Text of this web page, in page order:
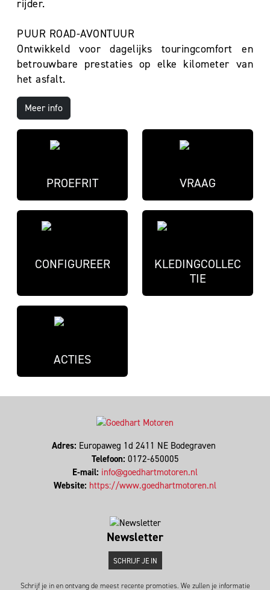
rijder.
PUUR ROAD-AVONTUUR
Ontwikkeld voor dagelijks touringcomfort en
betrouwbare prestaties op elke kilometer van
het asfalt.
Meer info
PROEFRIT VRAAG
CONFIGUREER
KLEDINGCOLLEC
TIE
ACTIES
Adres: Europaweg 1d 2411 NE Bodegraven
Telefoon: 0172-650005
E-mail: info@goedhartmotoren.nl
Website: https://www.goedhartmotoren.nl
Newsletter
SCHRIJF JE IN
Schrijf je in en ontvang de meest recente promoties. We zullen je informatie